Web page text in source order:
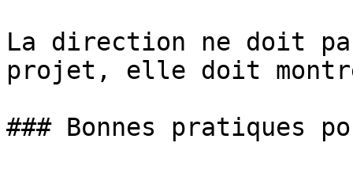
La direction ne doit
projet, elle doit
### Bonnes pratiques